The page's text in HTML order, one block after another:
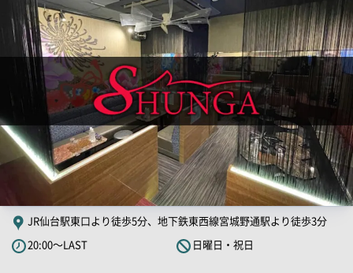
JR仙台駅東口より徒歩5分、地下鉄東西線宮城野通駅より徒歩3分
20:00～LAST
日曜日・祝日